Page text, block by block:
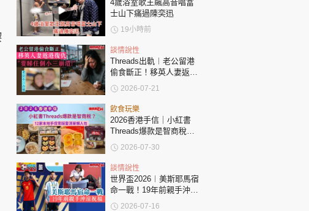
4歲浴室歌王飆高音唱富
士山下痛過陳奕迅
19小時前
談情說性
Threads出軌︱老公留港
偷食斷正！移英人妻返港
復仇：要睇住個小三崩
潰！
2026-07-21
飲食玩樂
2026香港手信｜小紅書
Threads爆款是智商稅？
12家本地零踩雷清單懶人
包
2026-07-30
談情說性
世界盃2026︱美斯耶馬宿
命一戰！19年前親手沖涼
祝福！
2026-07-16